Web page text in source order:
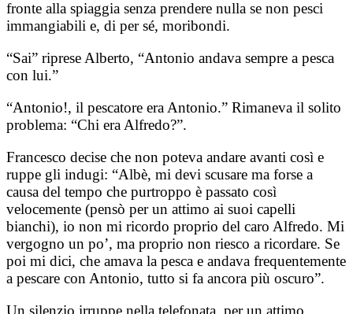
fronte alla spiaggia senza prendere nulla se non pesci
immangiabili e, di per sé, moribondi.
“Sai” riprese Alberto, “Antonio andava sempre a pesca
con lui.”
“Antonio!, il pescatore era Antonio.” Rimaneva il solito
problema: “Chi era Alfredo?”.
Francesco decise che non poteva andare avanti così e
ruppe gli indugi: “Albè, mi devi scusare ma forse a
causa del tempo che purtroppo è passato così
velocemente (pensò per un attimo ai suoi capelli
bianchi), io non mi ricordo proprio del caro Alfredo. Mi
vergogno un po’, ma proprio non riesco a ricordare. Se
poi mi dici, che amava la pesca e andava frequentemente
a pescare con Antonio, tutto si fa ancora più oscuro”.